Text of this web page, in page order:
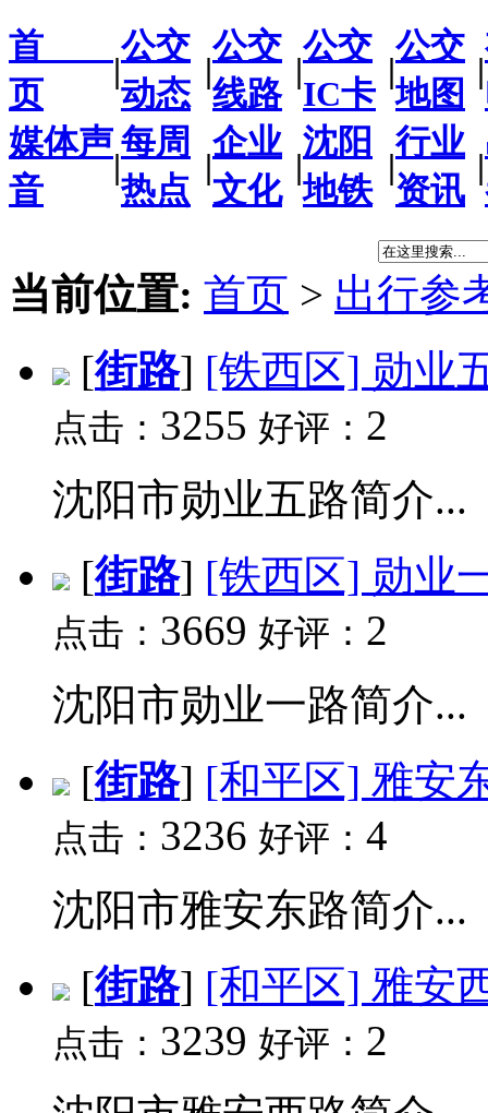
首
页
|
公交
动态
|
公交
线路
|
公交
IC卡
|
公交
地图
|
媒体声
音
|
每周
热点
|
企业
文化
|
沈阳
地铁
|
行业
资讯
|
当前位置: 首页 > 出行参
[街路] [铁西区] 勋业
点击： 3255 好评： 2
沈阳市勋业五路简介...
[街路] [铁西区] 勋业
点击： 3669 好评： 2
沈阳市勋业一路简介...
[街路] [和平区] 雅安
点击： 3236 好评： 4
沈阳市雅安东路简介...
[街路] [和平区] 雅安
点击： 3239 好评： 2